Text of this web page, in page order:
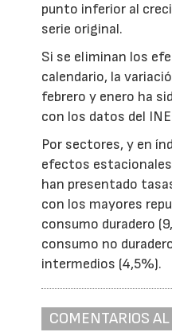
punto inferior al
serie original.
Si se eliminan los
calendario, la
febrero y enero ha
con los datos del
Por sectores, y en
efectos
han presentado
con los mayores
consumo duradero
consumo no
intermedios (4,5%).
COMENTARIOS